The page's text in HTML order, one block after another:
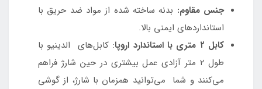
جنس مقاوم: بدنه ساخته شده از مواد ضد حریق با
استانداردهای ایمنی بالا.
کابل ۲ متری با استاندارد اروپا
: کابل‌های الدینیو با
طول ۲ متر آزادی عمل بیشتری در حین شارژ فراهم
می‌کنند و شما می‌توانید همزمان با شارژ، از گوشی